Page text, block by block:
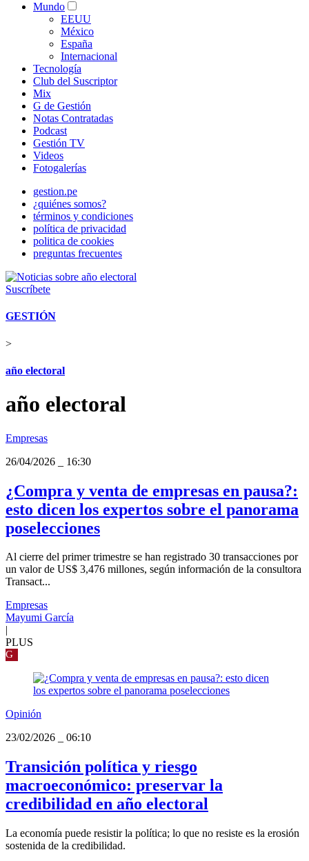
Mundo
EEUU
México
España
Internacional
Tecnología
Club del Suscriptor
Mix
G de Gestión
Notas Contratadas
Podcast
Gestión TV
Videos
Fotogalerías
gestion.pe
¿quiénes somos?
términos y condiciones
política de privacidad
politica de cookies
preguntas frecuentes
Suscríbete
GESTIÓN
>
año electoral
año electoral
Empresas
26/04/2026
16:30
¿Compra y venta de empresas en pausa?:
esto dicen los expertos sobre el panorama
poselecciones
Al cierre del primer trimestre se han registrado 30 transacciones por
un valor de US$ 3,476 millones, según información de la consultora
Transact...
Empresas
Mayumi García
PLUS
G
Opinión
23/02/2026
06:10
Transición política y riesgo
macroeconómico: preservar la
credibilidad en año electoral
La economía puede resistir la política; lo que no resiste es la erosión
sostenida de la credibilidad.